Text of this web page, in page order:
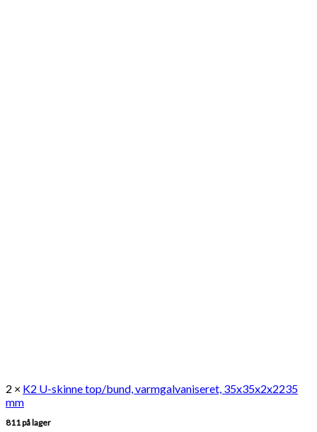
2 × K2 U-skinne top/bund, varmgalvaniseret, 35x35x2x2235
mm
811 på lager